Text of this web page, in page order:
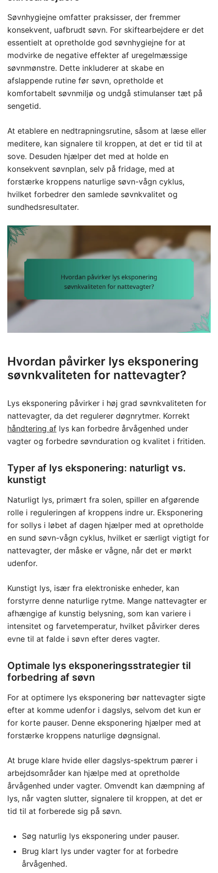
Søvnhygiejne omfatter praksisser, der fremmer
konsekvent, uafbrudt søvn. For skiftearbejdere er det
essentielt at opretholde god søvnhygiejne for at
modvirke de negative effekter af uregelmæssige
søvnmønstre. Dette inkluderer at skabe en
afslappende rutine før søvn, opretholde et
komfortabelt søvnmiljø og undgå stimulanser tæt på
sengetid.
At etablere en nedtrapningsrutine, såsom at læse eller
meditere, kan signalere til kroppen, at det er tid til at
sove. Desuden hjælper det med at holde en
konsekvent søvnplan, selv på fridage, med at
forstærke kroppens naturlige søvn-vågn cyklus,
hvilket forbedrer den samlede søvnkvalitet og
sundhedsresultater.
Hvordan påvirker lys eksponering
søvnkvaliteten for nattevagter?
Lys eksponering påvirker i høj grad søvnkvaliteten for
nattevagter, da det regulerer døgnrytmer. Korrekt
håndtering af lys kan forbedre årvågenhed under
vagter og forbedre søvnduration og kvalitet i fritiden.
Typer af lys eksponering: naturligt vs.
kunstigt
Naturligt lys, primært fra solen, spiller en afgørende
rolle i reguleringen af kroppens indre ur. Eksponering
for sollys i løbet af dagen hjælper med at opretholde
en sund søvn-vågn cyklus, hvilket er særligt vigtigt for
nattevagter, der måske er vågne, når det er mørkt
udenfor.
Kunstigt lys, især fra elektroniske enheder, kan
forstyrre denne naturlige rytme. Mange nattevagter er
afhængige af kunstig belysning, som kan variere i
intensitet og farvetemperatur, hvilket påvirker deres
evne til at falde i søvn efter deres vagter.
Optimale lys eksponeringsstrategier til
forbedring af søvn
For at optimere lys eksponering bør nattevagter sigte
efter at komme udenfor i dagslys, selvom det kun er
for korte pauser. Denne eksponering hjælper med at
forstærke kroppens naturlige døgnsignal.
At bruge klare hvide eller dagslys-spektrum pærer i
arbejdsområder kan hjælpe med at opretholde
årvågenhed under vagter. Omvendt kan dæmpning af
lys, når vagten slutter, signalere til kroppen, at det er
tid til at forberede sig på søvn.
Søg naturlig lys eksponering under pauser.
Brug klart lys under vagter for at forbedre
årvågenhed.